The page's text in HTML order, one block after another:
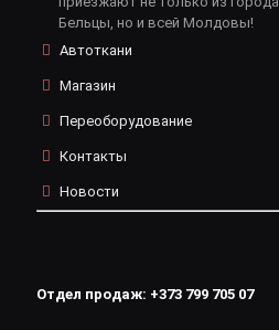
Бельцы, но и всей Молдовы!
Автоткани
Магазин
Переоборудование
Контакты
Новости
Отдел продаж: +373 799 705 07